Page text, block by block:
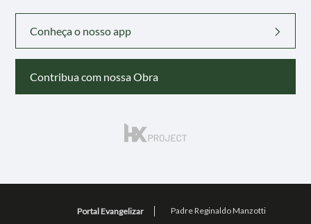
Conheça o nosso app
Contribua com nossa Obra